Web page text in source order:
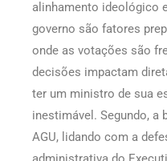
alinhamento ideológico
governo são fatores
onde as votações são
decisões impactam
ter um ministro de sua
inestimável. Segundo, a
AGU, lidando com a